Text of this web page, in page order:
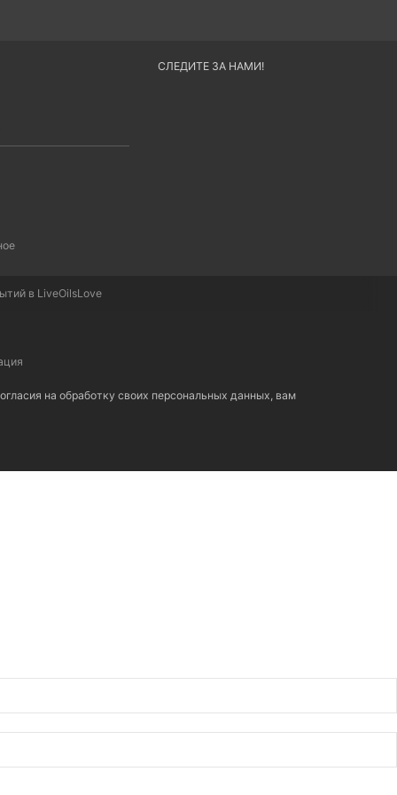
СЛЕДИТЕ ЗА НАМИ!
в LiveOilsLove
на обработку своих персональных данных, вам